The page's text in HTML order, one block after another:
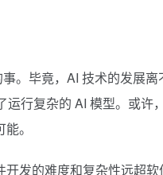
。毕竟，AI 技术的发展
行复杂的 AI 模型。或许
。
发的难度和复杂性远超软